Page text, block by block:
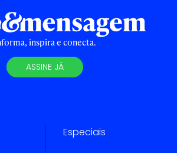
inspira e conecta.
ASSINE JÁ
Especiais